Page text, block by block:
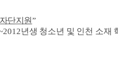
단지원”
년생 청소년 및 인천 소재